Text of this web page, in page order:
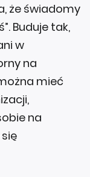
że świadomy
Buduje tak,
w
na
mieć
na